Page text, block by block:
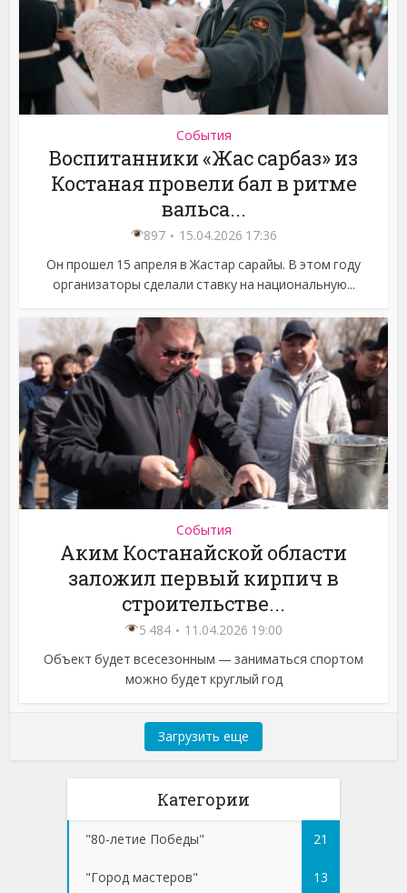
События
Воспитанники «Жас сарбаз» из
Костаная провели бал в ритме
вальса...
897
15.04.2026 17:36
Он прошел 15 апреля в Жастар сарайы. В этом году
организаторы сделали ставку на национальную...
События
Аким Костанайской области
заложил первый кирпич в
строительстве...
5 484
11.04.2026 19:00
Объект будет всесезонным — заниматься спортом
можно будет круглый год
Загрузить еще
Категории
"80-летие Победы" 21
"Город мастеров" 13